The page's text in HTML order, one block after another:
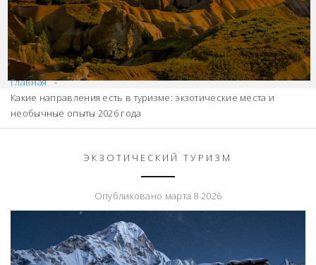
Главная
Какие направления есть в туризме: экзотические места и
необычные опыты 2026 года
ЭКЗОТИЧЕСКИЙ ТУРИЗМ
Опубликовано марта 8 2026